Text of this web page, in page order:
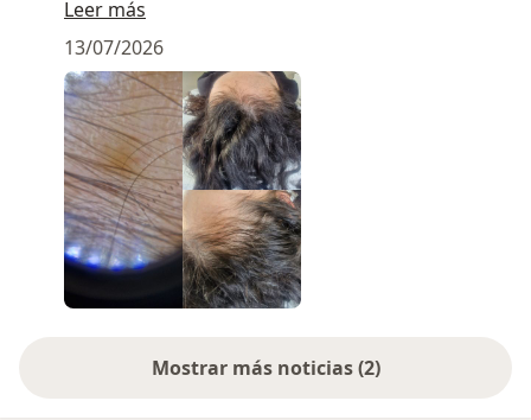
femenina. Detectarla a tiempo puede marcar la
diferencia.
Leer más
13/07/2026
Mostrar más noticias (2)